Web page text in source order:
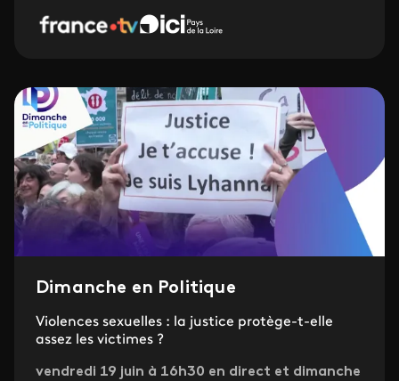
Dimanche en Politique
Violences sexuelles : la justice protège-t-elle
assez les victimes ?
vendredi 19 juin à 16h30 en direct et dimanche